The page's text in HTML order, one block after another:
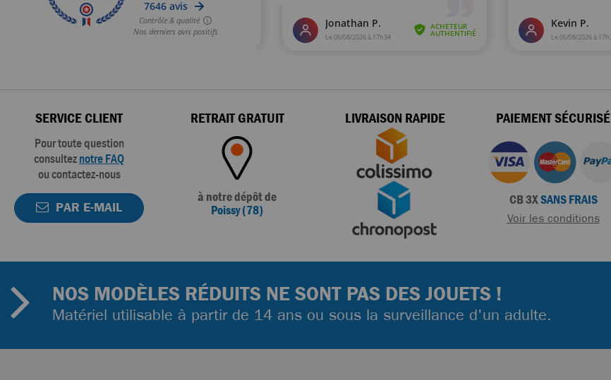
SERVICE CLIENT
Pour toute question
consulteznotre FAQ
ou contactez-nous
PAR E-MAIL
RETRAIT GRATUIT
à notre dépôt de
Poissy (78)
LIVRAISON RAPIDE PAIEMENT SÉCURISÉ
CB 3XSANS FRAIS
Voir les conditions
NOS MODÈLES RÉDUITS NE SONT PAS DES JOUETS !
Matériel utilisable à partir de 14 ans ou sous la surveillance d'un adulte.